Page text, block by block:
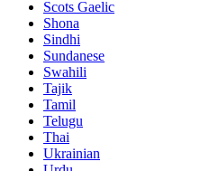
Scots Gaelic
Shona
Sindhi
Sundanese
Swahili
Tajik
Tamil
Telugu
Thai
Ukrainian